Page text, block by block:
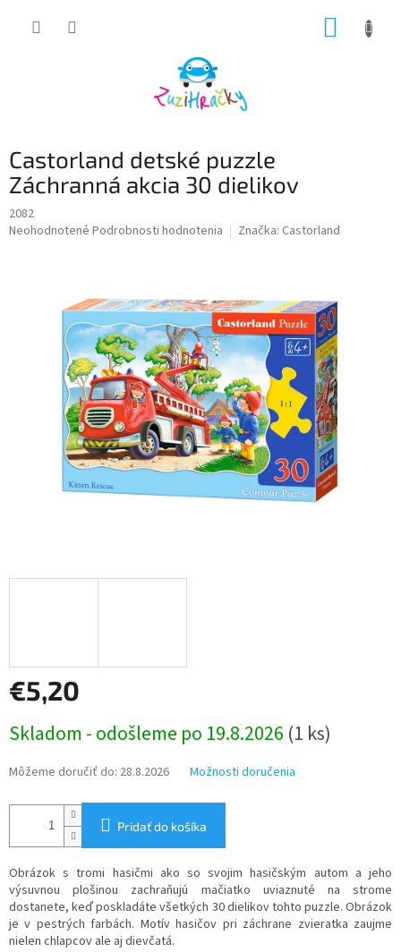
Castorland detské puzzle
Záchranná akcia 30 dielikov
2082
Priemerné
hviezdičiek.
Neohodnotené Podrobnosti hodnotenia Značka: Castorland
€5,20
cena:
Skladom - odošleme po 19.8.2026 (1 ks)
Môžeme doručiť do: 28.8.2026 Možnosti doručenia
Pridať do košíka
Obrázok s tromi hasičmi ako so svojim hasičským autom a jeho
výsuvnou plošinou zachraňujú mačiatko uviaznuté na strome
dostanete, keď poskladáte všetkých 30 dielikov tohto puzzle. Obrázok
je v pestrých farbách. Motív hasičov pri záchrane zvieratka zaujme
nielen chlapcov ale aj dievčatá.